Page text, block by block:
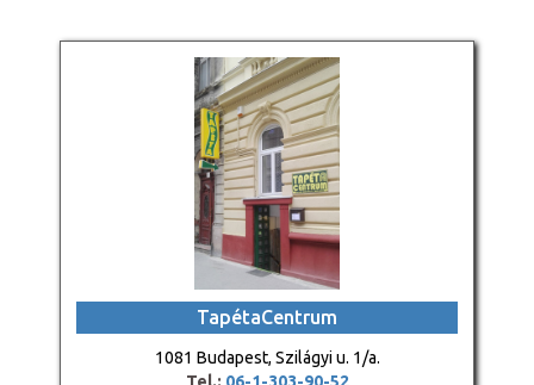
TapétaCentrum
1081 Budapest, Szilágyi u. 1/a.